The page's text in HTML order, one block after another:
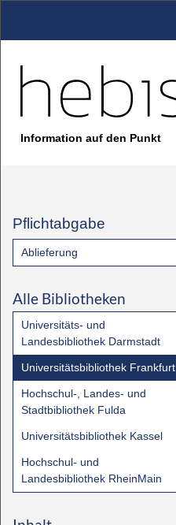
Information auf den Punkt
Pflichtabgabe
Ablieferung
Alle Bibliotheken
Universitäts- und
Landesbibliothek Darmstadt
Universitätsbibliothek Frankfurt
Hochschul-, Landes- und
Stadtbibliothek Fulda
Universitätsbibliothek Kassel
Hochschul- und
Landesbibliothek RheinMain